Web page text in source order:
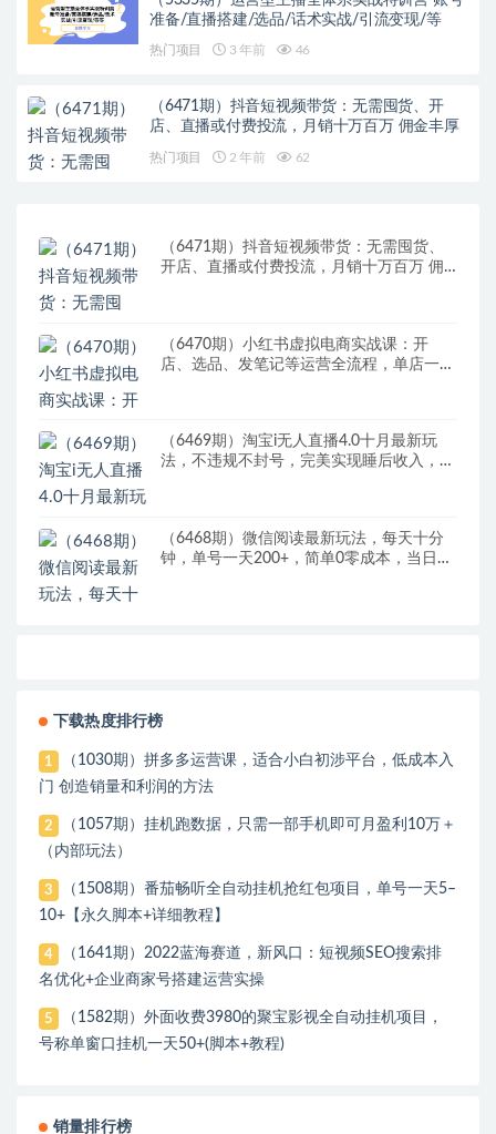
准备/直播搭建/选品/话术实战/引流变现/等
热门项目 3 年前 46
（6471期）抖音短视频带货：无需囤货、开
店、直播或付费投流，月销十万百万 佣金丰厚
热门项目 2 年前 62
（6471期）抖音短视频带货：无需囤货、
开店、直播或付费投流，月销十万百万 佣
（6470期）小红书虚拟电商实战课：开
店、选品、发笔记等运营全流程，单店一天
（6469期）淘宝i无人直播4.0十月最新玩
法，不违规不封号，完美实现睡后收入，日
（6468期）微信阅读最新玩法，每天十分
钟，单号一天200+，简单0零成本，当日提
下载热度排行榜
1
（1030期）拼多多运营课，适合小白初涉平台，低成本入
门 创造销量和利润的方法
2
（1057期）挂机跑数据，只需一部手机即可月盈利10万＋
（内部玩法）
3
（1508期）番茄畅听全自动挂机抢红包项目，单号一天5–
10+【永久脚本+详细教程】
4
（1641期）2022蓝海赛道，新风口：短视频SEO搜索排
名优化+企业商家号搭建运营实操
5
（1582期）外面收费3980的聚宝影视全自动挂机项目，
号称单窗口挂机一天50+(脚本+教程)
销量排行榜